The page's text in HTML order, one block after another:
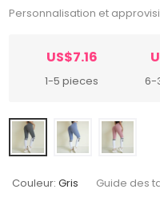
Personnalisation et
US$7.16
1-5 pieces 6-
Couleur: Gris Guide des